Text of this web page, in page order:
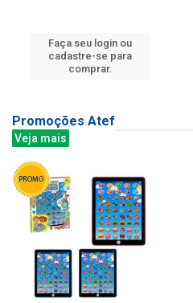
Faça seu login ou
cadastre-se para
comprar.
Promoções Atef
Veja mais